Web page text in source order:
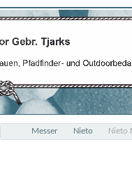
Messer Nieto Nieto